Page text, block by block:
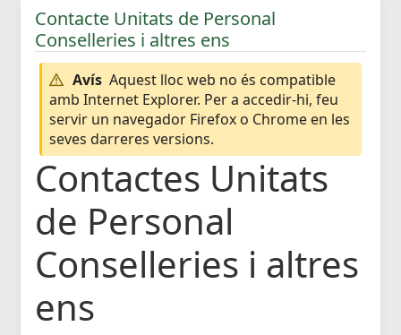
Contacte Unitats de Personal
Conselleries i altres ens
Avís Aquest lloc web no és compatible
amb Internet Explorer. Per a accedir-hi, feu
servir un navegador Firefox o Chrome en les
seves darreres versions.
Contactes Unitats
de Personal
Conselleries i altres
ens